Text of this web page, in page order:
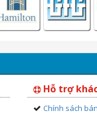
Hỗ trợ
Chính sách